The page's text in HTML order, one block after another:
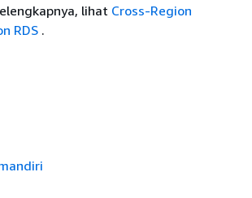
lihat Cross-Region
RDS .